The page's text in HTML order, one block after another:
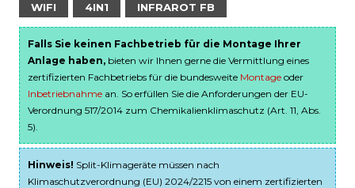
WIFI 4IN1 INFRAROT FB
Falls Sie keinen Fachbetrieb für die Montage Ihrer
Anlage haben, bieten wir Ihnen gerne die Vermittlung eines
zertifizierten Fachbetriebs für die bundesweite Montage oder
Inbetriebnahme an. So erfüllen Sie die Anforderungen der EU-
Verordnung 517/2014 zum Chemikalienklimaschutz (Art. 11, Abs.
5).
Hinweis! Split-Klimageräte müssen nach
Klimaschutzverordnung (EU) 2024/2215 von einem zertifizierten